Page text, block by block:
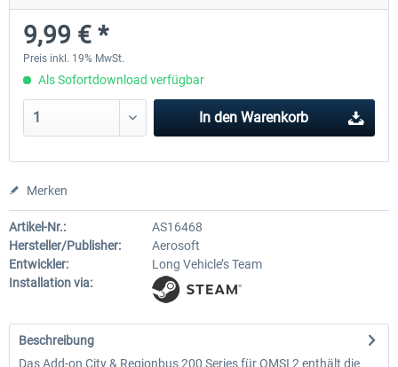
11,99 € *
9,99 € *
Preis inkl. 19% MwSt.
Als Sofortdownload verfügbar
In den Warenkorb
Merken
Artikel-Nr.:
AS16468
Hersteller/Publisher:
Aerosoft
Entwickler:
Long Vehicle’s Team
Installation via:
Beschreibung
Das Add-on City & Regionbus 200 Series für OMSI 2 enthält die